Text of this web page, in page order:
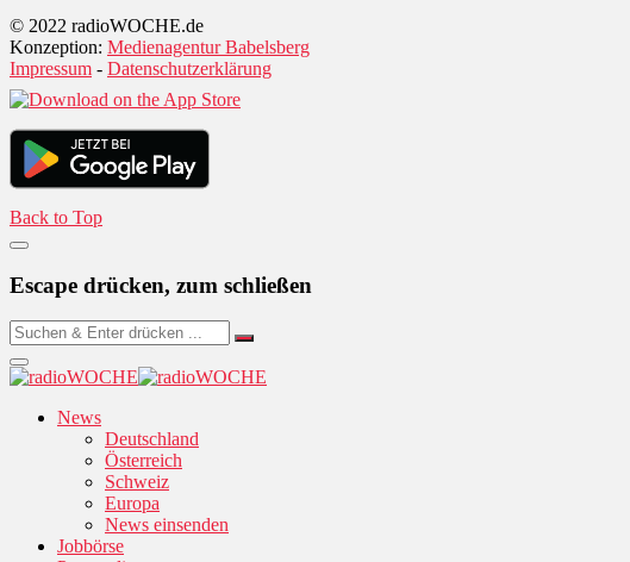
© 2022 radioWOCHE.de
Konzeption: Medienagentur Babelsberg
Impressum - Datenschutzerklärung
Back to Top
Escape drücken, zum schließen
News
Deutschland
Österreich
Schweiz
Europa
News einsenden
Jobbörse